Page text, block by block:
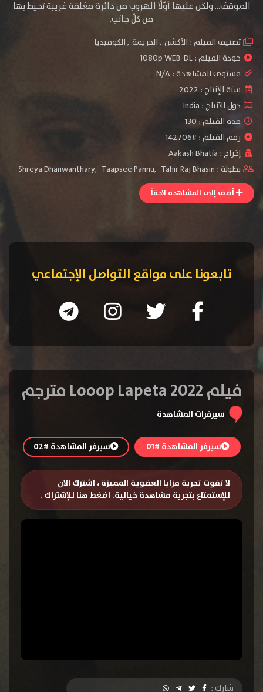
الموقف… ولكن عليها أوّلًا الهروب من دائرة مغلقة غريبة تحيط بها
من كلّ جانب.
تصنيف الفيلم : الأكشن ,الجريمة ,الكوميديا
جودة الفيلم :1080p WEB-DL
مستوى المشاهدة :N/A
سنة الإنتاج :2022
دول الأنتاج : India
مدة الفيلم : 130
رقم الفيلم : #142706
إخراج : Aakash Bhatia
بطولة :
Shreya Dhanwanthary, Taapsee Pannu, Tahir Raj Bhasin
أضف إلى المشاهدة لاحقاً
تابعونا على مواقع التواصل الإجتماعي
فيلم Looop Lapeta 2022 مترجم
سيرفرات المشاهدة
سيرفر المشاهدة #01 سيرفر المشاهدة #02
لا تفوت تجربة مزايا العضوية المميزة ، اشترك الان
للإستمتاع بتجربة مشاهدة خيالية. اضغط هنا للإشتراك .
شارك :